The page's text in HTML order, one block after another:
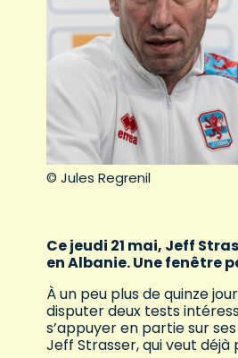
© Jules Regrenil
Ce jeudi 21 mai, Jeff
en Albanie. Une fenêtre
À un peu plus de quinze
disputer deux tests
s’appuyer en partie sur
Jeff Strasser, qui veut